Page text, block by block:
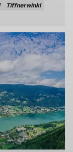
Tiffnerwinkl